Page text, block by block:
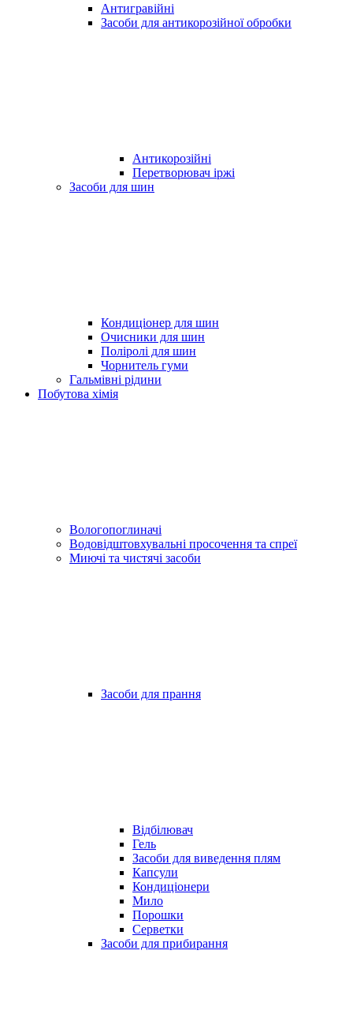
Антигравійні
Засоби для антикорозійної обробки
Антикорозійні
Перетворювач іржі
Засоби для шин
Кондиціонер для шин
Очисники для шин
Поліролі для шин
Чорнитель гуми
Гальмівні рідини
Побутова хімія
Вологопоглиначі
Водовідштовхувальні просочення та спреї
Миючі та чистячі засоби
Засоби для прання
Відбілювач
Гель
Засоби для виведення плям
Капсули
Кондиціонери
Мило
Порошки
Серветки
Засоби для прибирання